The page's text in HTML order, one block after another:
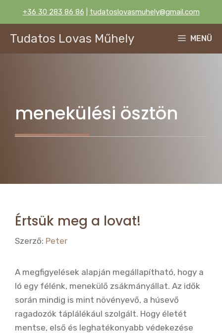
tartalomba
+36 30 283 86 86 tudatoslovasmuhely@gmail.com
Tudatos Lovas Műhely MENÜ
menekülési ösztön
Értsük meg a lovat!
Szerző: Peter
A megfigyelések alapján megállapítható, hogy a
ló egy félénk, menekülő zsákmányállat. Az idők
során mindig is mint növényevő, a húsevő
ragadozók táplálékául szolgált. Hogy életét
mentse, első és leghatékonyabb védekezése